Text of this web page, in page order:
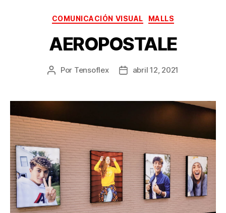
COMUNICACIÓN VISUAL MALLS
AEROPOSTALE
Por Tensoflex abril 12, 2021